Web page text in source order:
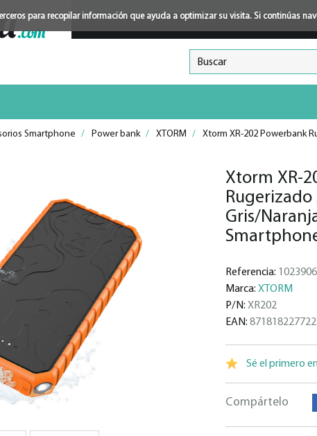
para recopilar información que ayuda a optimizar su visita. Si continúas
Smartphone / Power bank / XTORM / Xtorm XR-202 Powerbank
Xtorm XR-
Rugerizado
Gris/
Referencia: 1023906
Marca: XTORM
P/N: XR202
EAN:
Sé el primero
Compártelo